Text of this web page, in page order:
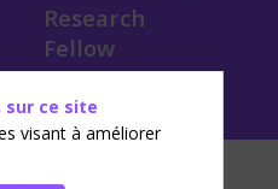
Research
Fellow
sur ce site
visant à améliorer